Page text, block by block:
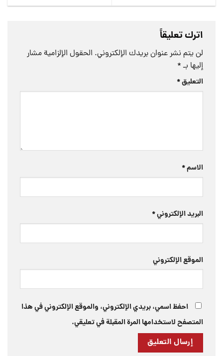
اترك تعليقاً
لن يتم نشر عنوان بريدك الإلكتروني. الحقول الإلزامية مشار
إليها بـ *
التعليق*
الاسم*
البريد الإلكتروني*
الموقع الإلكتروني
احفظ اسمي، بريدي الإلكتروني، والموقع الإلكتروني في هذا
المتصفح لاستخدامها المرة المقبلة في تعليقي.